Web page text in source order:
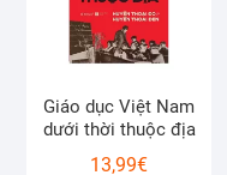
Giáo dục Việt Nam
dưới thời thuộc địa
13,99€